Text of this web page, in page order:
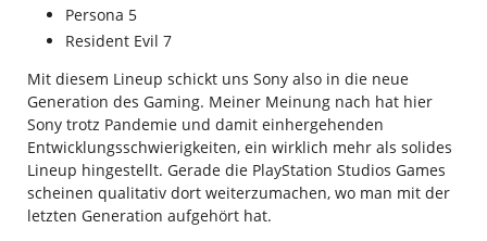
Persona 5
Resident Evil 7
Mit diesem Lineup schickt uns Sony also in die neue
Generation des Gaming. Meiner Meinung nach hat hier
Sony trotz Pandemie und damit einhergehenden
Entwicklungsschwierigkeiten, ein wirklich mehr als solides
Lineup hingestellt. Gerade die PlayStation Studios Games
scheinen qualitativ dort weiterzumachen, wo man mit der
letzten Generation aufgehört hat.